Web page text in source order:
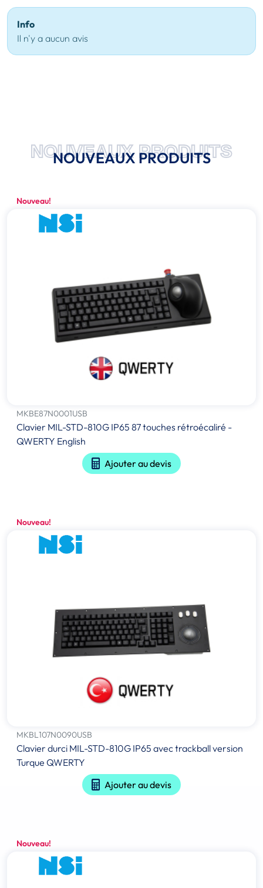
Info
Il n'y a aucun avis
NOUVEAUX PRODUITS
NOUVEAUX PRODUITS
Nouveau!
MKBE87N0001USB
Clavier MIL-STD-810G IP65 87 touches rétroécaliré -
QWERTY English
Ajouter au devis
Nouveau!
MKBL107N0090USB
Clavier durci MIL-STD-810G IP65 avec trackball version
Turque QWERTY
Ajouter au devis
Nouveau!